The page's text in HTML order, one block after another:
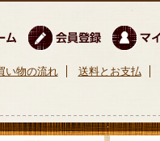
い物の流れ 送料とお支払